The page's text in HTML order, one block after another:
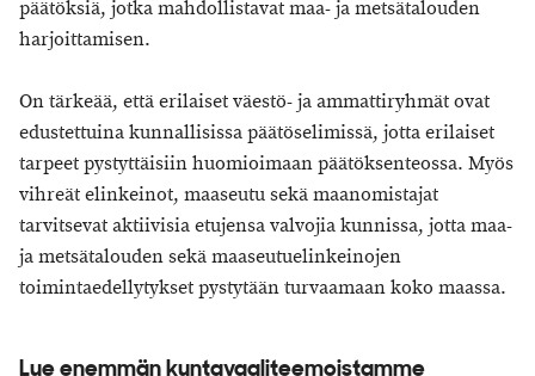
päätöksiä, jotka mahdollistavat maa- ja metsätalouden
harjoittamisen.
On tärkeää, että erilaiset väestö- ja ammattiryhmät ovat
edustettuina kunnallisissa päätöselimissä, jotta erilaiset
tarpeet pystyttäisiin huomioimaan päätöksenteossa. Myös
vihreät elinkeinot, maaseutu sekä maanomistajat
tarvitsevat aktiivisia etujensa valvojia kunnissa, jotta maa-
ja metsätalouden sekä maaseutuelinkeinojen
toimintaedellytykset pystytään turvaamaan koko maassa.
Lue enemmän kuntavaaliteemoistamme